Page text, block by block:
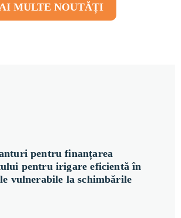
MULTE NOUTĂȚI
pentru finanțarea
pentru irigare eficientă în
vulnerabile la schimbările